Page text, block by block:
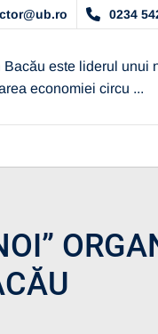
ANUNȚ
– 0234
Bacău este liderul unui
economiei circu ...